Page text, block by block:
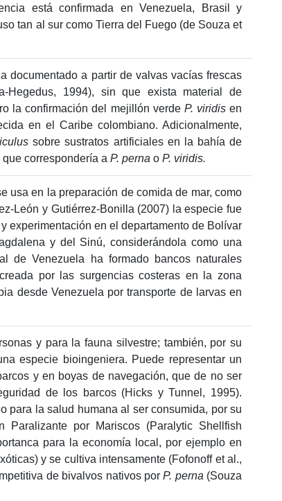
está confirmada en Venezuela, Brasil y
tan al sur como Tierra del Fuego (de Souza et
documentado a partir de valvas vacías frescas
Hegedus, 1994), sin que exista material de
la confirmación del mejillón verde P. viridisen
en el Caribe colombiano. Adicionalmente,
sobre sustratos artificiales en la bahía de
correspondería a P. perna o P. viridis.
usa en la preparación de comida de mar, como
León y Gutiérrez-Bonilla (2007) la especie fue
experimentación en el departamento de Bolívar
y del Sinú, considerándola como una
de Venezuela ha formado bancos naturales
por las surgencias costeras en la zona
desde Venezuela por transporte de larvas en
y para la fauna silvestre; también, por su
especie bioingeniera. Puede representar un
y en boyas de navegación, que de no ser
de los barcos (Hicks y Tunnel, 1995).
para la salud humana al ser consumida, por su
por Mariscos (Paralytic Shellfish
para la economía local, por ejemplo en
y se cultiva intensamente (Fofonoff et al.,
de bivalvos nativos porP. perna (Souza